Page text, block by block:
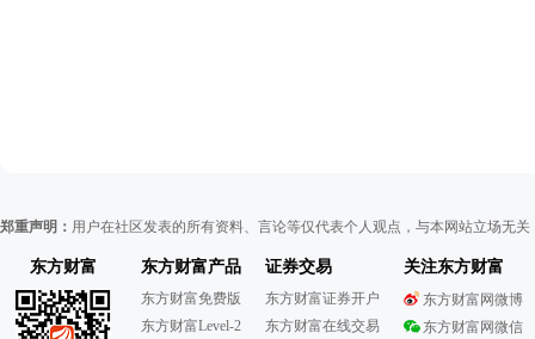
郑重声明： 用户在社区发表的所有资料、言论等仅代表个人观点，与本网站立场无
东方财富 东方财富产品
东方财富免费版
东方财富Level-2
证券交易
东方财富证券开户
东方财富在线交易
关注东方财富
东方财富网微博
东方财富网微信